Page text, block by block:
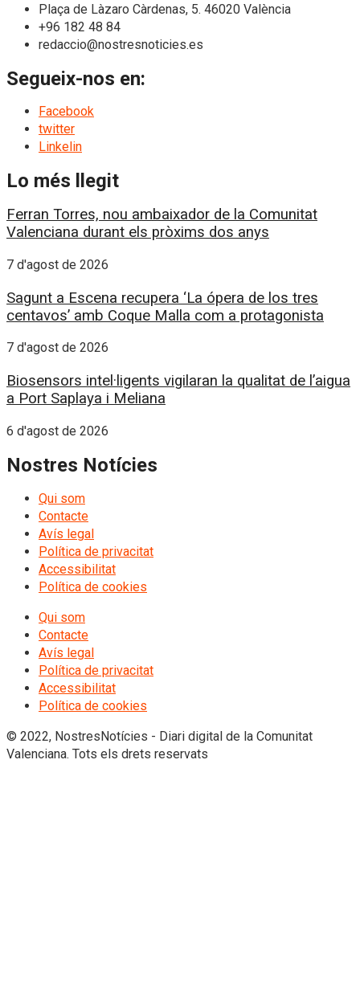
Plaça de Làzaro Càrdenas, 5. 46020 València
+96 182 48 84
redaccio@nostresnoticies.es
Segueix-nos en:
Facebook
twitter
Linkelin
Lo més llegit
Ferran Torres, nou ambaixador de la Comunitat
Valenciana durant els pròxims dos anys
7 d'agost de 2026
Sagunt a Escena recupera ‘La ópera de los tres
centavos’ amb Coque Malla com a protagonista
7 d'agost de 2026
Biosensors intel·ligents vigilaran la qualitat de l’aigua
a Port Saplaya i Meliana
6 d'agost de 2026
Nostres Notícies
Qui som
Contacte
Avís legal
Política de privacitat
Accessibilitat
Política de cookies
Qui som
Contacte
Avís legal
Política de privacitat
Accessibilitat
Política de cookies
© 2022, NostresNotícies - Diari digital de la Comunitat
Valenciana. Tots els drets reservats